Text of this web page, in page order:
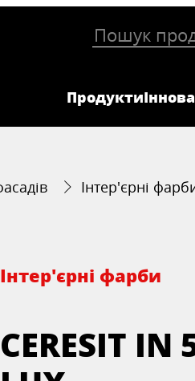
Продукти
Інтер'єрні
Інтер'єрні фарби
CERESIT IN